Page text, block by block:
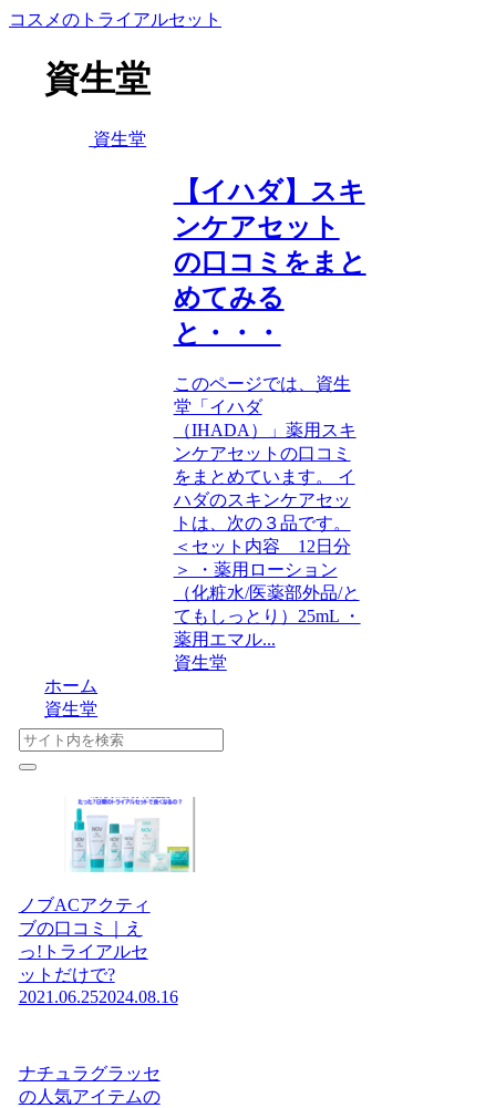
コスメのトライアルセット
資生堂
資生堂
【イハダ】スキ
ンケアセット
の口コミをまと
めてみる
と・・・
このページでは、資生
堂「イハダ
（IHADA）」薬用スキ
ンケアセットの口コミ
をまとめています。 イ
ハダのスキンケアセッ
トは、次の３品です。
＜セット内容 12日分
＞ ・薬用ローション
（化粧水/医薬部外品/と
てもしっとり）25mL ・
薬用エマル...
資生堂
ホーム
資生堂
ノブACアクティ
ブの口コミ｜え
っ!トライアルセ
ットだけで?
2021.06.252024.08.16
ナチュラグラッセ
の人気アイテムの